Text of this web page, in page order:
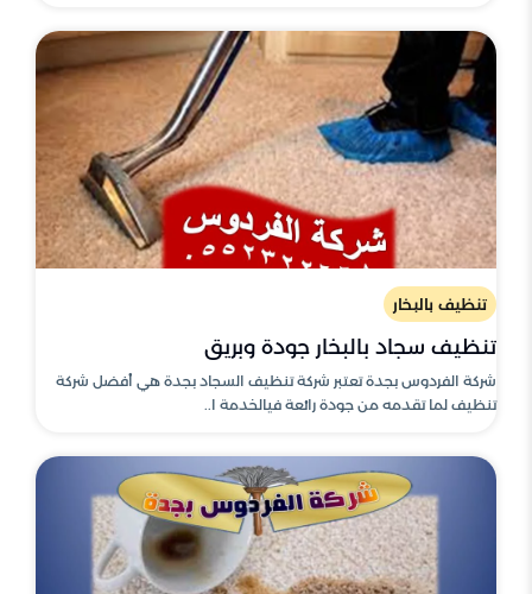
تنظيف بالبخار
تنظيف سجاد بالبخار جودة وبريق
شركة الفردوس بجدة تعتبر شركة تنظيف السجاد بجدة هي أفضل شركة
تنظيف لما تقدمه من جودة رائعة فيالخدمة ا..